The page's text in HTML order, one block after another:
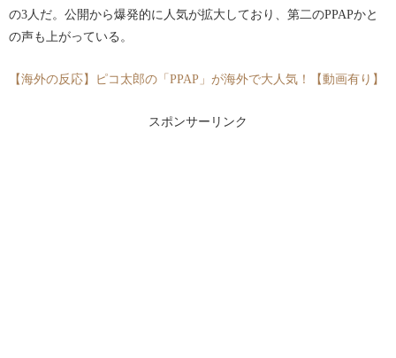
の3人だ。公開から爆発的に人気が拡大しており、第二のPPAPかと
の声も上がっている。
【海外の反応】ピコ太郎の「PPAP」が海外で大人気！【動画有り】
スポンサーリンク